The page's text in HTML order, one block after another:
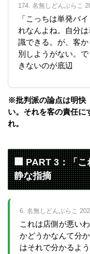
174. 名無しどんぶらこ
「こっちは単発バ
れなんよね。自分
識できる。が、客
別しようがない。
きないのが底辺
※批判派の論点は明快
い。それを客の責任に
れ。
🏢 PART 3：「
静な指摘
6. 名無しどんぶらこ
これは店側が悪い
かどうかなんて分
はそれで分かるよ